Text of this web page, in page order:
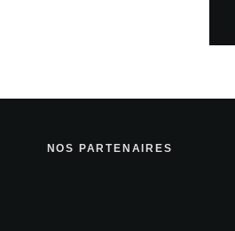
NOS PARTENAIRES